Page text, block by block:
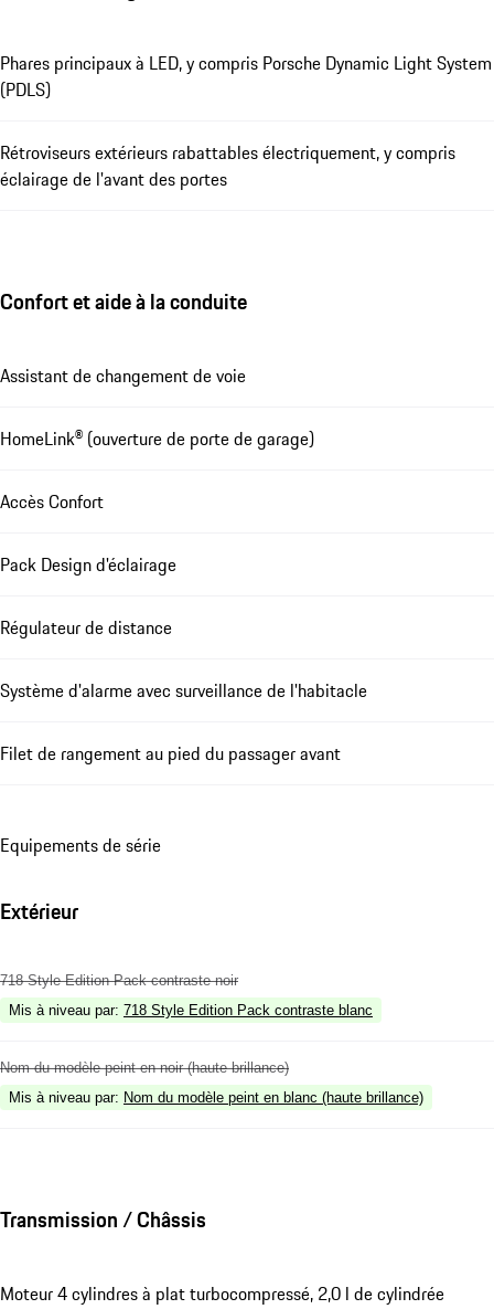
Phares principaux à LED, y compris Porsche Dynamic Light System
(PDLS)
Rétroviseurs extérieurs rabattables électriquement, y compris
éclairage de l'avant des portes
Confort et aide à la conduite
Assistant de changement de voie
HomeLink® (ouverture de porte de garage)
Accès Confort
Pack Design d'éclairage
Régulateur de distance
Système d'alarme avec surveillance de l'habitacle
Filet de rangement au pied du passager avant
Equipements de série
Extérieur
718 Style Edition Pack contraste noir
Mis à niveau par: 718 Style Edition Pack contraste blanc
Nom du modèle peint en noir (haute brillance)
Mis à niveau par: Nom du modèle peint en blanc (haute brillance)
Transmission / Châssis
Moteur 4 cylindres à plat turbocompressé, 2,0 l de cylindrée